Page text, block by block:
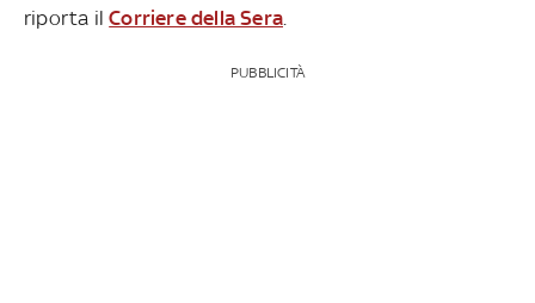
riporta ilCorriere della Sera
PUBBLICITÀ